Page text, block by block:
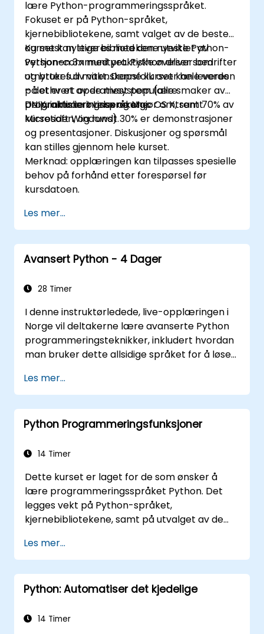
Feilsøke og felsøke ROS-applikasjoner.
lære Python-programmeringsspråket.
Fokuset er på Python-språket,
kjernebibliotekene, samt valget av de beste
og mest nyttige bibliotekene utviklet av
Python-communityet. Python driver bedrifter
og brukes av vitenskapsfolk over hele verden
– det er et av de mest populære
programmeringsspråkene.
Kurset kan leveres med den nyeste Python-
versjonen 3.x med praktiske øvelser som
utnytter full makt. Denne kurset kan leveres
på ethvert operativsystem (alle smaker av
UNIX, inkludert Linux og Mac OS X, samt
Microsoft Windows).
De praktiske øvelsene utgjør omtrent 70% av
kursetiden, og rundt 30% er demonstrasjoner
og presentasjoner. Diskusjoner og spørsmål
kan stilles gjennom hele kurset.
Merknad: opplæringen kan tilpasses spesielle
behov på forhånd etter forespørsel før
kursdatoen.
Les mer...
Avansert Python - 4 Dager
28 Timer
I denne instruktørledede, live-opplæringen i
Norge vil deltakerne lære avanserte Python
programmeringsteknikker, inkludert hvordan
man bruker dette allsidige språket for å løse
applikasjoner, dataanalyse og visualisering,
UI-programmering og vedlikeholdsskripting .
Les mer...
Python Programmeringsfunksjoner
14 Timer
Dette kurset er laget for de som ønsker å
lære programmeringsspråket Python. Det
legges vekt på Python-språket,
kjernebibliotekene, samt på utvalget av de
Python-fellesskapet. Python driver
virksomheter og brukes av forskere over hele
verden – det er et av de mest populære
programmeringsspråkene.
Les mer...
Python: Automatiser det kjedelige
14 Timer